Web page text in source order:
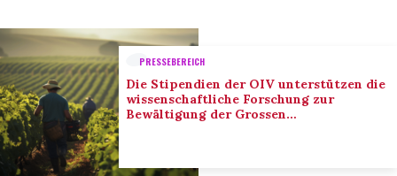
PRESSEBEREICH
Die Stipendien der OIV unterstützen die
wissenschaftliche Forschung zur
Bewältigung der Grossen